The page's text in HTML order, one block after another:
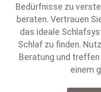
Bedürfnisse zu
beraten. Vertrauen
das ideale
Schlaf zu finden.
Beratung und
einem